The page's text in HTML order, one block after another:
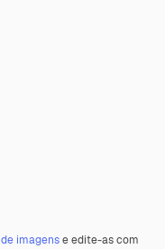
imagense edite-as com